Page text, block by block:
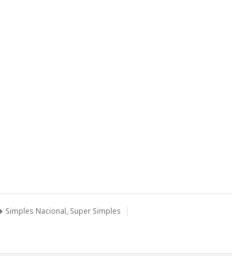
Simples Nacional, Super Simples